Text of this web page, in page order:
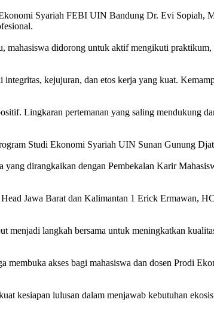
Syariah FEBI UIN Bandung Dr. Evi Sopiah,
mahasiswa didorong untuk aktif mengikuti
kejujuran, dan etos kerja yang kuat.
Lingkaran pertemanan yang saling mendukung
Studi Ekonomi Syariah UIN Sunan Gunung
yang dirangkaikan dengan Pembekalan Karir
Jawa Barat dan Kalimantan 1 Erick Ermawan,
langkah bersama untuk meningkatkan
membuka akses bagi mahasiswa dan dosen Prodi
kesiapan lulusan dalam menjawab kebutuhan